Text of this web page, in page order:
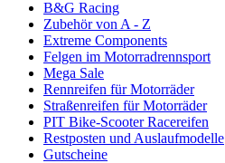
B&G Racing
Zubehör von A - Z
Extreme Components
Felgen im Motorradrennsport
Mega Sale
Rennreifen für Motorräder
Straßenreifen für Motorräder
PIT Bike-Scooter Racereifen
Restposten und Auslaufmodelle
Gutscheine